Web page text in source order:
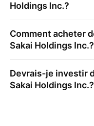
Holdings Inc.?
Comment acheter
Sakai Holdings Inc.?
Devrais-je investir
Sakai Holdings Inc.?